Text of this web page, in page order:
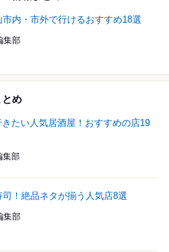
内・市外で行けるおすすめ18選
集部
とめ
たい人気居酒屋！おすすめの店19
集部
！絶品ネタが揃う人気店8選
集部